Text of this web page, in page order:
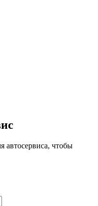
автосервиса, чтобы